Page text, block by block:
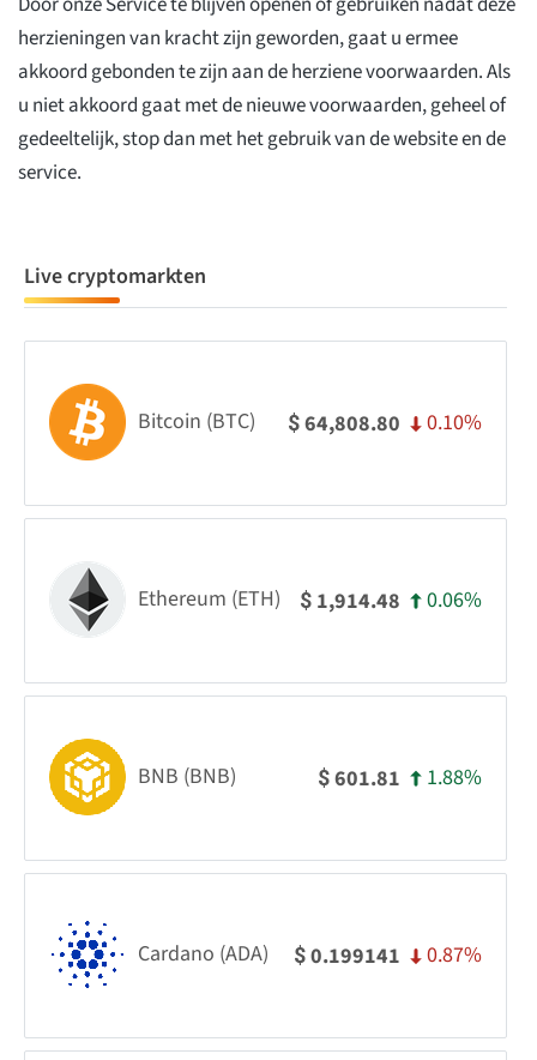
herzieningen van kracht zijn geworden, gaat u ermee
akkoord gebonden te zijn aan de herziene voorwaarden. Als
u niet akkoord gaat met de nieuwe voorwaarden, geheel of
gedeeltelijk, stop dan met het gebruik van de website en de
service.
Live cryptomarkten
Bitcoin (BTC) $64,808.80 0.10%
Ethereum (ETH) $ 1,914.48 0.06%
BNB (BNB) $601.81 1.88%
Cardano (ADA) $0.199141 0.87%